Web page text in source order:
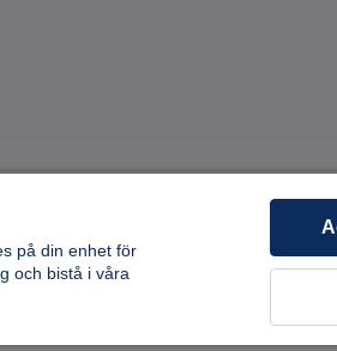
på din enhet för
och bistå i våra